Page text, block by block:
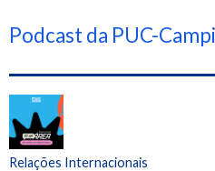
Podcast da PUC-
Relações Internacionais